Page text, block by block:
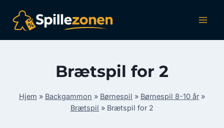
indhold
Brætspil for 2
Hjem » Backgammon » Børnespil » Børnespil 8-10 år »
Brætspil » Brætspil for 2